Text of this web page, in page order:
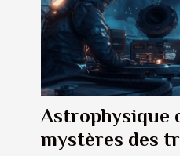
Astrophysique
mystères des